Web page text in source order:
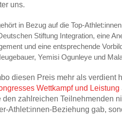
uns.
in Bezug auf die Top-
Stiftung Integration, eine
und eine entsprechende
Yemisi Ogunleye und
diesen Preis mehr als verdient
Wettkampf und Leistung
den zahlreichen Teilnehmenden
Athlet:innen-Beziehung gab,